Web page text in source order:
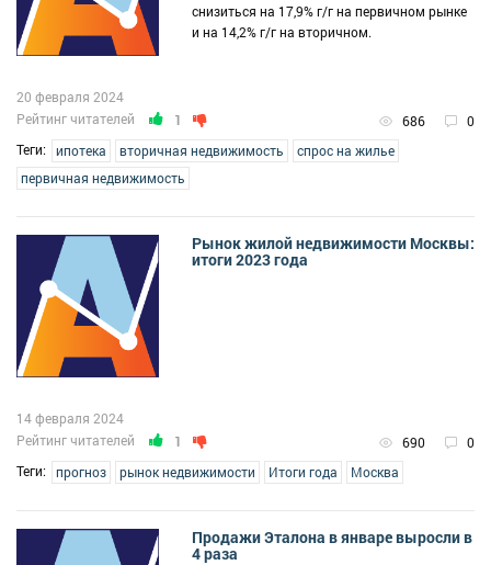
снизиться на 17,9% г/г на первичном рынке
и на 14,2% г/г на вторичном.
Рейтинг читателей 1 686 0
20 февраля 2024
Теги: ипотека вторичная недвижимость
спрос на жилье
первичная недвижимость
Рынок жилой недвижимости Москвы:
итоги 2023 года
Рейтинг читателей 1 690 0
14 февраля 2024
Теги: прогноз рынок недвижимости Итоги года Москва
Продажи Эталона в январе выросли в
4 раза